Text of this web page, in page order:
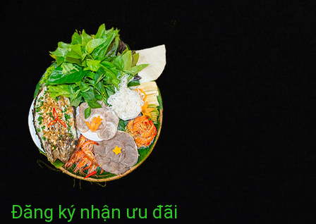
Đăng ký nhận ưu đãi